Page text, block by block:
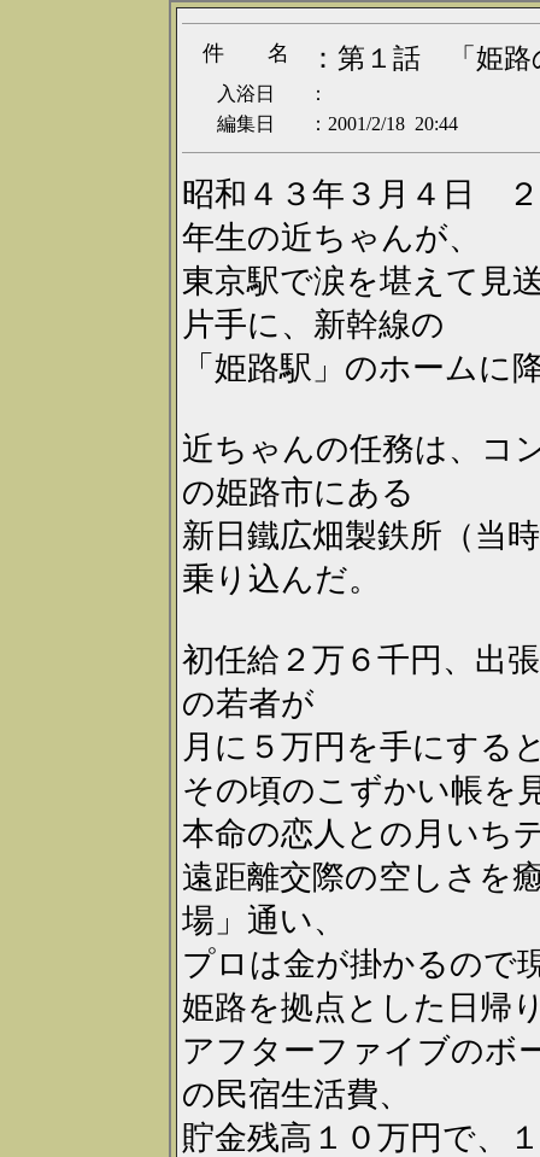
件 名 ： 第１話 「姫路
入浴日
：
編集日
：2001/2/18 20:44
昭和４３年３月４日
年生の近ちゃんが、
東京駅で涙を堪えて見
片手に、新幹線の
「姫路駅」のホームに
近ちゃんの任務は、コ
の姫路市にある
新日鐵広畑製鉄所（当
乗り込んだ。
初任給２万６千円、出
の若者が
月に５万円を手にする
その頃のこずかい帳を
本命の恋人との月いち
遠距離交際の空しさを
場」通い、
プロは金が掛かるので
姫路を拠点とした日帰
アフターファイブのボ
の民宿生活費、
貯金残高１０万円で、